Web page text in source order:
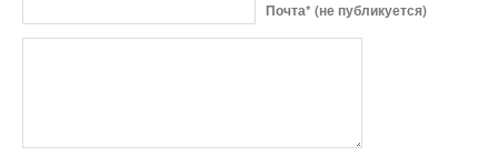
Почта* (не публикуется)